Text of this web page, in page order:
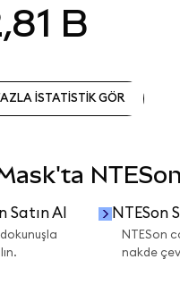
B
İSTATİSTİK GÖR
NTESon
Satın Al NTESon
NTESon
nakde